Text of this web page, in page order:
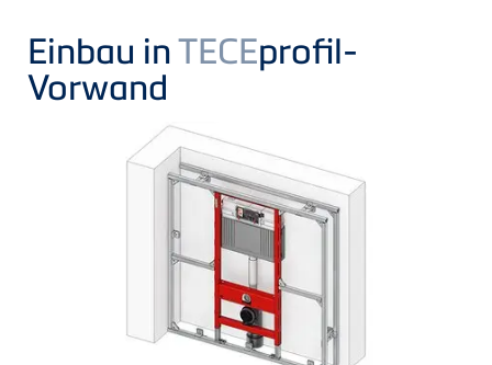
Einbau inTECEprofil-
Vorwand